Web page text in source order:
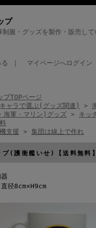
プ
服・グッズを製作・販売し
マイページへログイン
プTOPページ
ャラで選ぶ(グッズ関連) >
海軍・マリン)グッズ > キッ
支援 > 集団は線上で作れ
プ(護衛艦いせ)【送料無料】
径8cm×H9cm